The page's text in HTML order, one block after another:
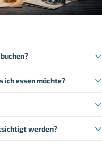
ich essen möchte?
werden?